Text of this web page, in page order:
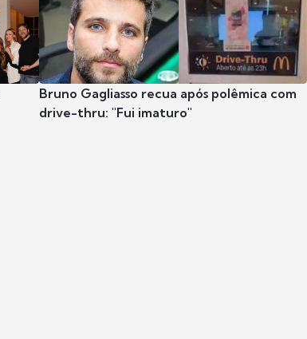
Bruno Gagliasso recua após polêmica com
drive-thru: "Fui imaturo"